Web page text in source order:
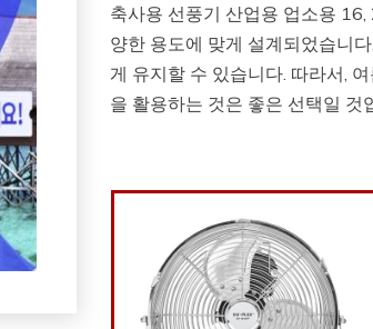
축사용 선풍기 산업용 업소용
양한 용도에 맞게 설계되었습니
게 유지할 수 있습니다. 따라서,
을 활용하는 것은 좋은 선택일 것